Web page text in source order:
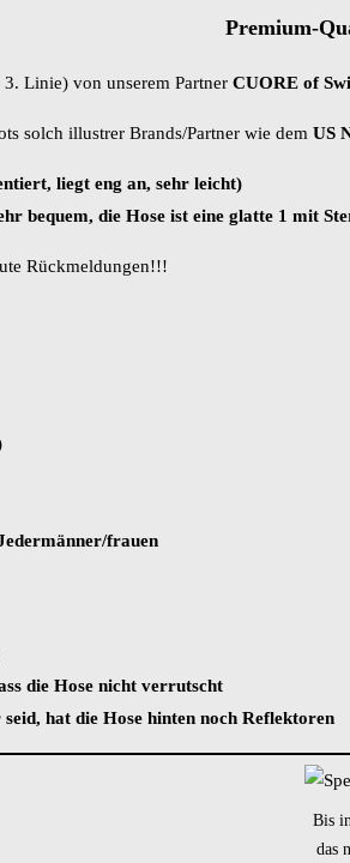
Premium-
Linie) von unserem Partner CUORE of
solch illustrer Brands/Partner wie dem US
liegt eng an, sehr leicht)
bequem, die Hose ist eine glatte 1 mit
Rückmeldungen!!!
frauen
die Hose nicht verrutscht
hat die Hose hinten noch Reflektoren
Bis
das